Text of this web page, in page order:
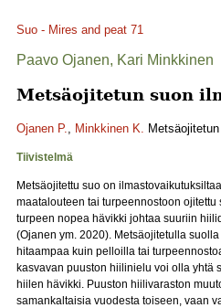
Suo - Mires and peat 71
Paavo Ojanen, Kari Minkkinen
Metsäojitetun suon
Ojanen P., Minkkinen K.
Tiivistelmä
Metsäojitettu suo on
maatalouteen tai turpeennostoon
turpeen nopea hävikki johtaa suuriin
(Ojanen ym. 2020). Metsäojitetulla
hitaampaa kuin pelloilla tai
kasvavan puuston hiilinielu voi olla yhtä
hiilen hävikki. Puuston hiilivaraston
samankaltaisia vuodesta toiseen, vaan